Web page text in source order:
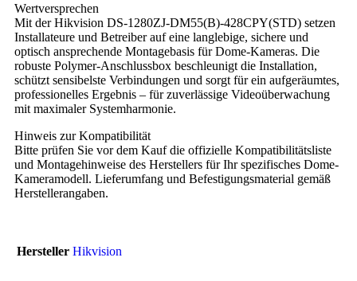
Wertversprechen
Mit der Hikvision DS-1280ZJ-DM55(B)-428CPY(STD) setzen
Installateure und Betreiber auf eine langlebige, sichere und
optisch ansprechende Montagebasis für Dome-Kameras. Die
robuste Polymer-Anschlussbox beschleunigt die Installation,
schützt sensibelste Verbindungen und sorgt für ein aufgeräumtes,
professionelles Ergebnis – für zuverlässige Videoüberwachung
mit maximaler Systemharmonie.
Hinweis zur Kompatibilität
Bitte prüfen Sie vor dem Kauf die offizielle Kompatibilitätsliste
und Montagehinweise des Herstellers für Ihr spezifisches Dome-
Kameramodell. Lieferumfang und Befestigungsmaterial gemäß
Herstellerangaben.
Hersteller Hikvision